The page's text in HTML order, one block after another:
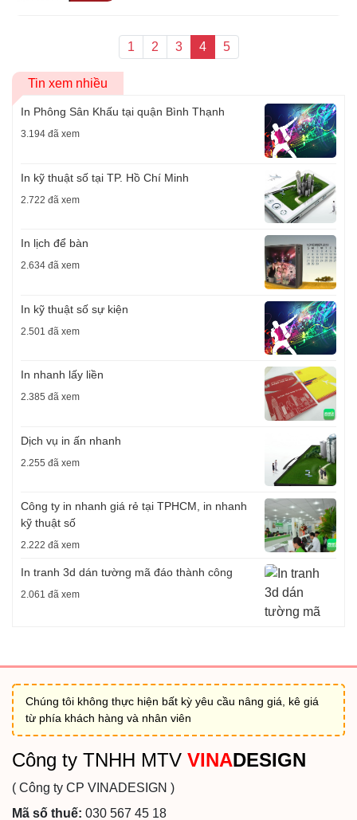
1 2 3 4 5
Tin xem nhiều
In Phông Sân Khấu tại quận Bình Thạnh
3.194 đã xem
In kỹ thuật số tại TP. Hồ Chí Minh
2.722 đã xem
In lịch để bàn
2.634 đã xem
In kỹ thuật số sự kiện
2.501 đã xem
In nhanh lấy liền
2.385 đã xem
Dịch vụ in ấn nhanh
2.255 đã xem
Công ty in nhanh giá rẻ tại TPHCM, in nhanh
kỹ thuật số
2.222 đã xem
In tranh 3d dán tường mã đáo thành công
2.061 đã xem
Chúng tôi không thực hiện bất kỳ yêu cầu nâng giá, kê giá
từ phía khách hàng và nhân viên
Công ty TNHH MTV VINADESIGN
( Công ty CP VINADESIGN )
Mã số thuế: 030 567 45 18